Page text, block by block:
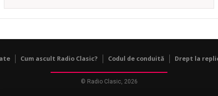
Cum ascult Radio Clasic? Codul de conduită Drept la
© Radio Clasic, 2026